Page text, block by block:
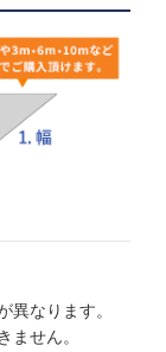
なります。
せん。